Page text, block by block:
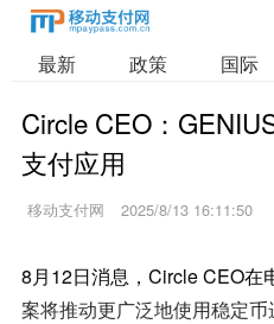
最新 政策 国际
Circle CEO：
支付应用
移动支付网 2025/8/13 16:11:50
8月12日消息，Circle CEO在
案将推动更广泛地使用稳定